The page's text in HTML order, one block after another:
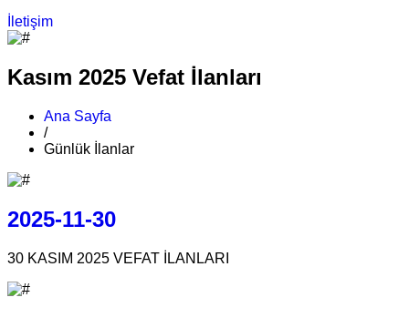
İletişim
Kasım 2025 Vefat İlanları
Ana Sayfa
/
Günlük İlanlar
2025-11-30
30 KASIM 2025 VEFAT İLANLARI